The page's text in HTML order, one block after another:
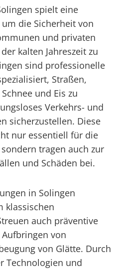
spielt eine
die Sicherheit von
und privaten
kalten Jahreszeit zu
sind professionelle
Straßen,
und Eis zu
Verkehrs- und
sicherzustellen. Diese
nur essentiell für die
tragen auch zur
und Schäden bei.
in Solingen
klassischen
auch präventive
von
von Glätte. Durch
Technologien und